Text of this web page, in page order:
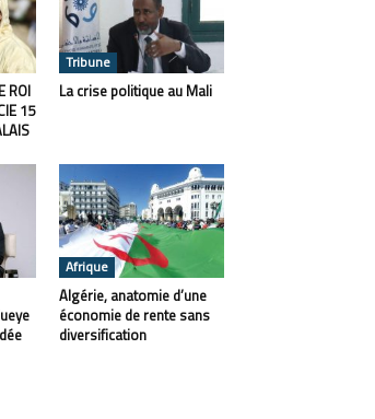
ROI
15
Tribune
La crise politique au Mali
Afrique
Algérie, anatomie d’une
économie de rente sans
diversification